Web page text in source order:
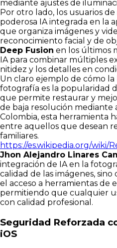
mediante ajustes de
Por otro lado, los usuarios
poderosa IA integrada en la
que organiza imágenes y
reconocimiento facial y de
Deep Fusion en los últimos
IA para combinar múltiples
nitidez y los detalles en
Un claro ejemplo de cómo la
fotografía es la popularidad
que permite restaurar y
de baja resolución mediante
Colombia, esta herramienta
entre aquellos que desean
familiares.
https://es.wikipedia.org/wiki/
Jhon Alejandro Linares
integración de IA en la
calidad de las imágenes,
el acceso a herramientas de
permitiendo que cualquier
con calidad profesional.
Seguridad Reforzada
iOS